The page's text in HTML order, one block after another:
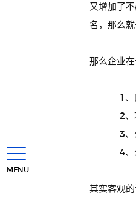
MENU
又增加了
名，那么
那么企业
1、网站
2、功能
3、公司
4、公司
其实客观